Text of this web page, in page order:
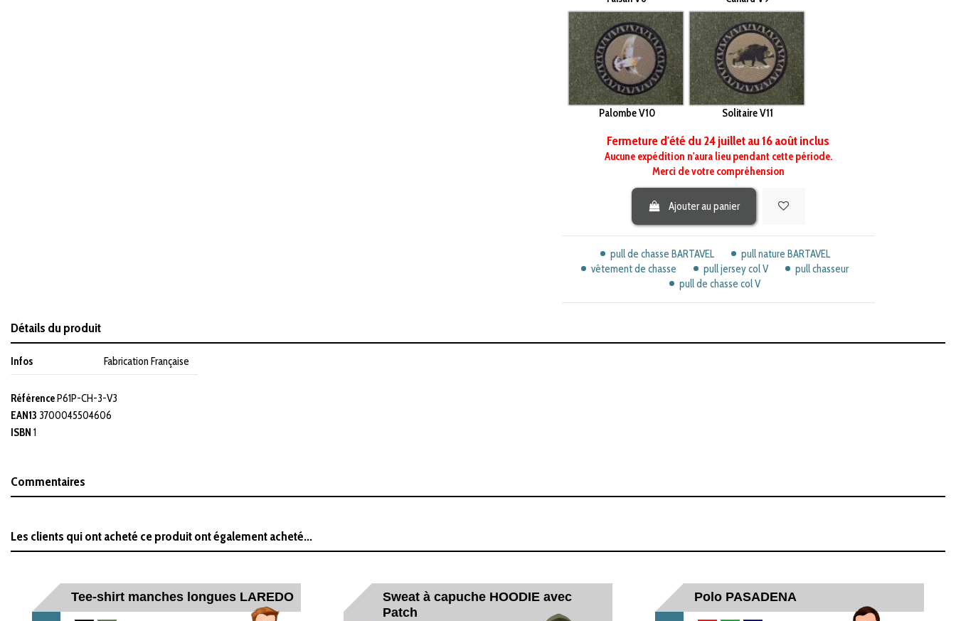
Palombe V10 Solitaire V11
Fermeture d'été du 24 juillet au 16 août inclus
Aucune expédition n'aura lieu pendant cette période.
Merci de votre compréhension
Ajouter au panier
pull de chasse BARTAVEL
pull nature BARTAVEL
vêtement de chasse
pull jersey col V
pull chasseur
pull de chasse col V
Détails du produit
Infos Fabrication Française
RéférenceP61P-CH-3-V3
EAN13 3700045504606
ISBN 1
Commentaires
Les clients qui ont acheté ce produit ont également acheté...
Tee-shirt manches longues LAREDO
Sweat à capuche HOODIE avec
Patch
Polo PASADENA